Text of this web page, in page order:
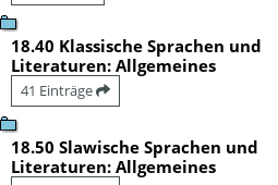
18.40 Klassische Sprachen und
Literaturen: Allgemeines
41 Einträge
18.50 Slawische Sprachen und
Literaturen: Allgemeines